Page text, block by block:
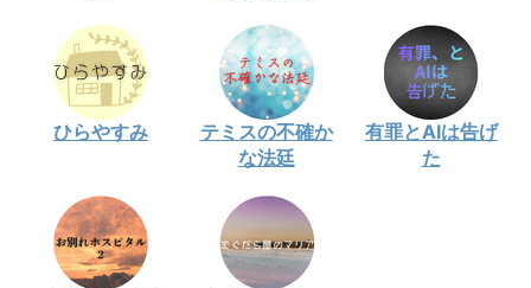
ひらやすみ
テミスの不確か
な法廷
有罪とAIは告げ
た